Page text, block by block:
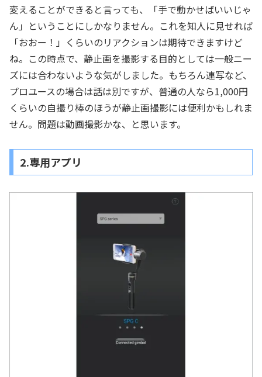
変えることができると言っても、「手で動かせばいいじゃ
ん」ということにしかなりません。これを知人に見せれば
「おおー！」くらいのリアクションは期待できますけど
ね。この時点で、静止画を撮影する目的としては一般ニー
ズには合わないような気がしました。もちろん連写など、
プロユースの場合は話は別ですが、普通の人なら1,000円
くらいの自撮り棒のほうが静止画撮影には便利かもしれま
せん。問題は動画撮影かな、と思います。
2.専用アプリ